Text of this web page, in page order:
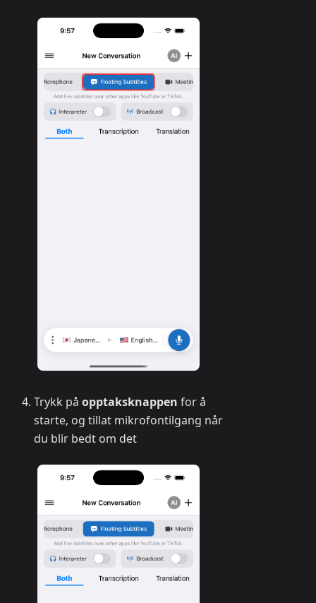
Trykk på opptaksknappen for å
starte, og tillat mikrofontilgang når
du blir bedt om det